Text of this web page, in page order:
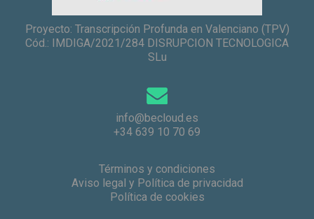
Proyecto: Transcripción Profunda en Valenciano (TPV)
Cód.: IMDIGA/2021/284 DISRUPCION TECNOLOGICA
SLu
info@becloud.es
+34 639 10 70 69
Términos y condiciones
Aviso legal y Política de privacidad
Política de cookies